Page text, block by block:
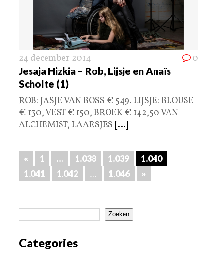
24 december 2014 0
Jesaja Hizkia – Rob, Lijsje en Anaïs
Scholte (1)
ROB: JASJE VAN BOSS € 549. LIJSJE: BLOUSE
€ 130, VEST € 150, BROEK € 142,50 VAN
ALCHEMIST, LAARSJES [...]
« 1 … 1.038 1.039
1.040
1.041
1.042 … 1.046 »
Zoeken
Categories